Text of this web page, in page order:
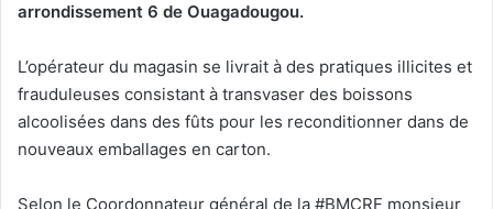
arrondissement 6 de Ouagadougou.
L’opérateur du magasin se livrait à des pratiques illicites et
frauduleuses consistant à transvaser des boissons
alcoolisées dans des fûts pour les reconditionner dans de
nouveaux emballages en carton.
Selon le Coordonnateur général de la #BMCRF monsieur